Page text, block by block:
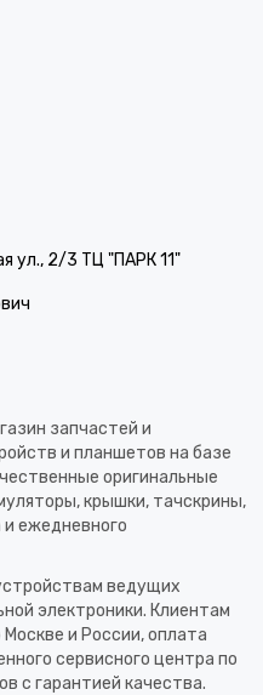
ул., 2/3 ТЦ "ПАРК 11"
запчастей и
и планшетов на базе
оригинальные
крышки, тачскрины,
и ежедневного
ведущих
электроники. Клиентам
и России, оплата
сервисного центра по
с гарантией качества.